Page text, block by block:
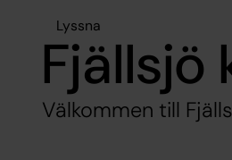
Lyssna
Fjällsjö
Välkommen till